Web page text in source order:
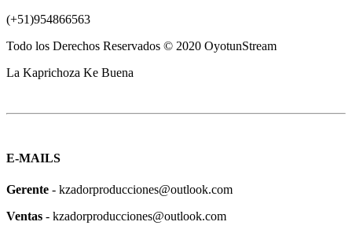
(+51)954866563
Todo los Derechos Reservados © 2020 OyotunStream
La Kaprichoza Ke Buena
E-MAILS
Gerente - kzadorproducciones@outlook.com
Ventas - kzadorproducciones@outlook.com